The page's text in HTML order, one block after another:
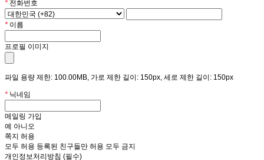
* 전화번호
* 이름
프로필 이미지
파일 용량 제한: 100.00MB, 가로 제한 길이: 150px, 세로 제한 길이: 150px
* 닉네임
메일링 가입
예 아니오
쪽지 허용
모두 허용 등록된 친구들만 허용 모두 금지
개인정보처리방침 (필수)